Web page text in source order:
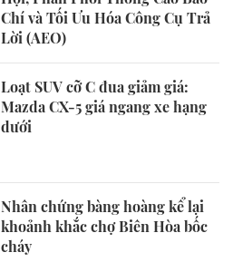
Chí và Tối Ưu Hóa Công Cụ Trả
Lời (AEO)
Loạt SUV cỡ C đua giảm giá:
Mazda CX-5 giá ngang xe hạng
dưới
Nhân chứng bàng hoàng kể lại
khoảnh khắc chợ Biên Hòa bốc
cháy